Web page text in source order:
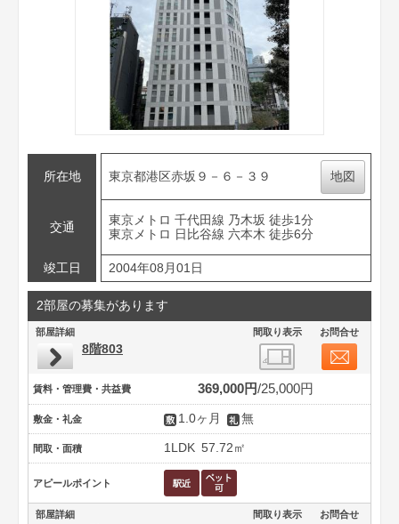
所在地 東京都港区赤坂９－６－３９ 地図
交通
東京メトロ 千代田線 乃木坂 徒歩1分
東京メトロ 日比谷線 六本木 徒歩6分
竣工日 2004年08月01日
2部屋の募集があります
部屋詳細 間取り表示 お問合せ
8階803
賃料・管理費・共益費 369,000円 25,000円
敷金・礼金 1.0ヶ月 無
間取・面積 1LDK 57.72㎡
アピールポイント
部屋詳細 間取り表示 お問合せ